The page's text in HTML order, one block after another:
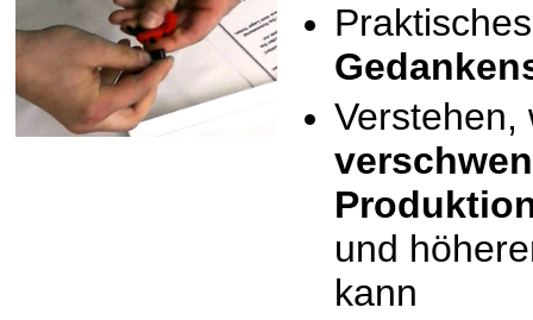
Praktisches
Verstehen,
und
kann